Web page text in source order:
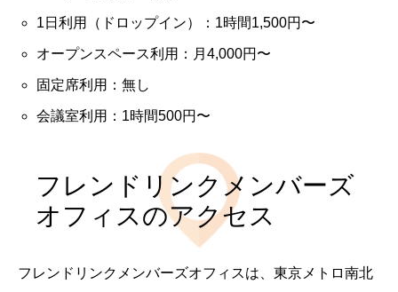
1日利用（ドロップイン）：1時間1,500円〜
オープンスペース利用：月4,000円〜
固定席利用：無し
会議室利用：1時間500円〜
フレンドリンクメンバーズ
オフィスのアクセス
フレンドリンクメンバーズオフィスは、東京メトロ南北